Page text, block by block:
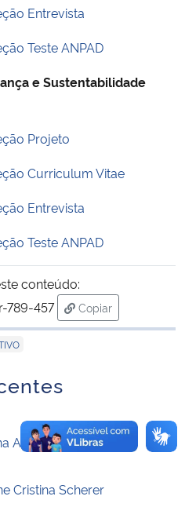
Humanos
Entrevista
Teste ANPAD
e Sustentabilidade
Projeto
Curriculum Vitae
Entrevista
Teste ANPAD
conteúdo:
457
Copiar
para área de
Altevogt Libino
Cristina Scherer